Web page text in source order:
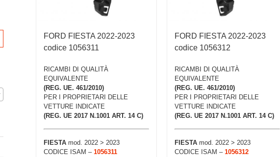
FORD FIESTA 2022-2023
codice 1056311
RICAMBI DI QUALITÀ
EQUIVALENTE
(REG. UE. 461/2010)
PER I PROPRIETARI DELLE
VETTURE INDICATE
(REG. UE 2017 N.1001 ART. 14 C)
FIESTA mod. 2022 > 2023
CODICE ISAM – 1056311
FORD FIESTA 2022-2023
codice 1056312
RICAMBI DI QUALITÀ
EQUIVALENTE
(REG. UE. 461/2010)
PER I PROPRIETARI DELLE
VETTURE INDICATE
(REG. UE 2017 N.1001 ART. 14 C)
FIESTAmod. 2022 > 2023
CODICE ISAM – 1056312